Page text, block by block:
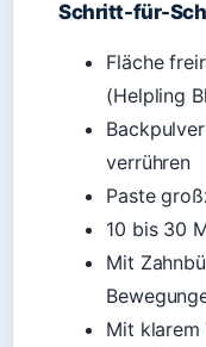
Schritt-für-
Fläche
(Helpling
verrühren
Paste
10 bis 30
Mit
Mit klarem